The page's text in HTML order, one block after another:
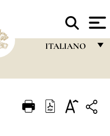
ITALIANO
ITALIANO